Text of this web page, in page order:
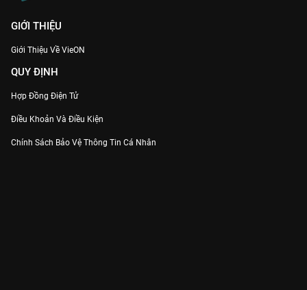
GIỚI THIỆU
Giới Thiệu Về VieON
QUY ĐỊNH
Hợp Đồng Điện Tử
Điều Khoản Và Điều Kiện
Chính Sách Bảo Vệ Thông Tin Cá Nhân